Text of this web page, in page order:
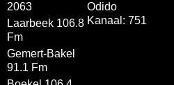
2063
Laarbeek 106.8
Fm
Gemert-Bakel
91.1 Fm
Odido
Kanaal: 751